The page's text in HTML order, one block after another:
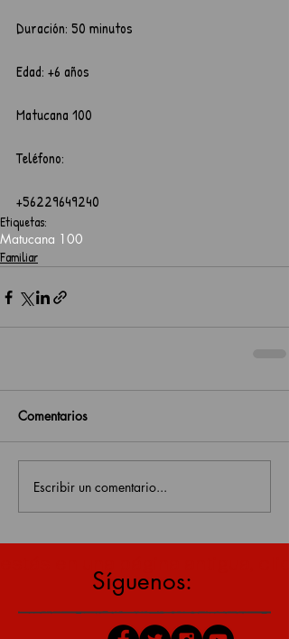
Duración: 50 minutos
Edad: +6 años
Matucana 100
Teléfono:
+56229649240
Etiquetas:
Matucana 100
Familiar
Comentarios
Escribir un comentario...
Síguenos: